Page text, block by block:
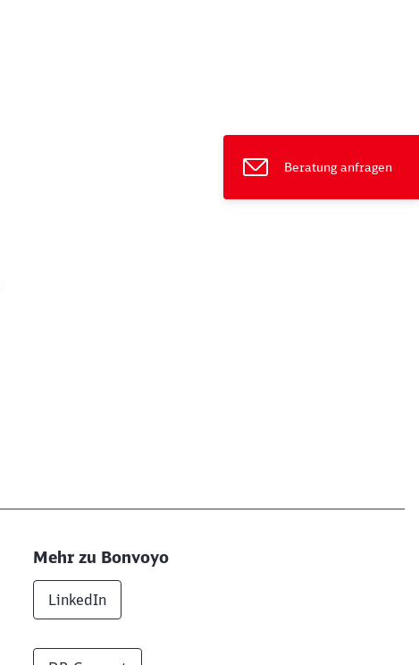
Beratung anfragen
Mehr zu Bonvoyo
LinkedIn